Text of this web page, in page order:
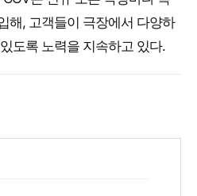
해, 고객들이 극장에서 다양하
도록 노력을 지속하고 있다.